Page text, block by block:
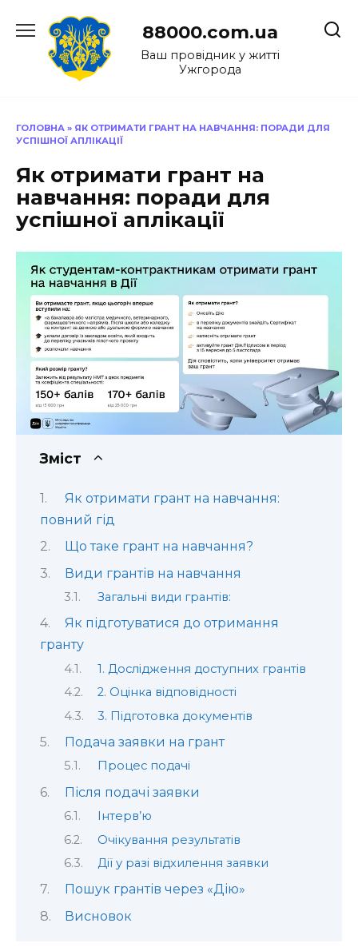
до
88000.com.ua
Ваш провідник у житті
Ужгорода
ГОЛОВНА » ЯК ОТРИМАТИ ГРАНТ НА НАВЧАННЯ: ПОРАДИ ДЛЯ
УСПІШНОЇ АПЛІКАЦІЇ
Як отримати грант на
навчання: поради для
успішної аплікації
Зміст
Як отримати грант на навчання:
повний гід
Що таке грант на навчання?
Види грантів на навчання
Загальні види грантів:
Як підготуватися до отримання
гранту
1. Дослідження доступних грантів
2. Оцінка відповідності
3. Підготовка документів
Подача заявки на грант
Процес подачі
Після подачі заявки
Інтерв’ю
Очікування результатів
Дії у разі відхилення заявки
Пошук грантів через «Дію»
Висновок